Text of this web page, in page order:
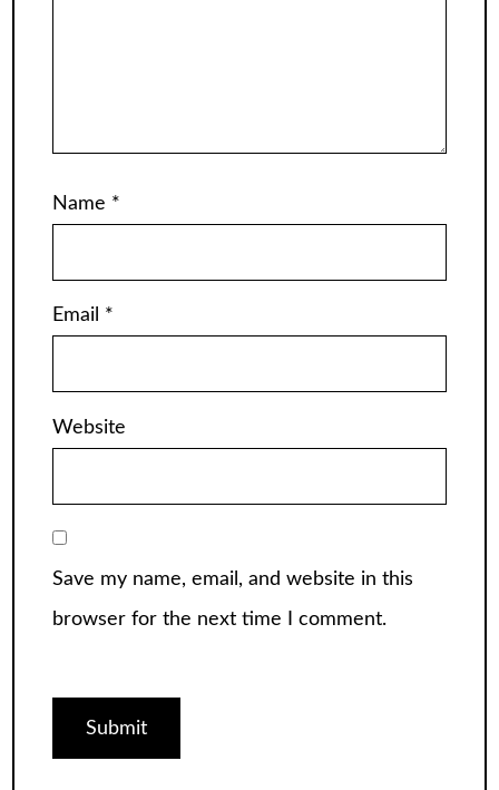
Name *
Email *
Website
Save my name, email, and website in this
browser for the next time I comment.